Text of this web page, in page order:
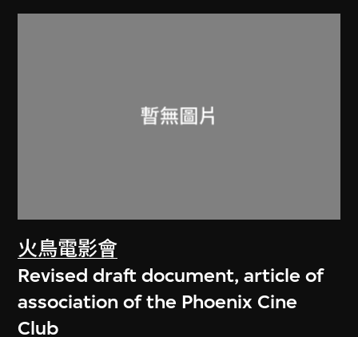
火鳥電影會
Revised draft document, article of
association of the Phoenix Cine
Club